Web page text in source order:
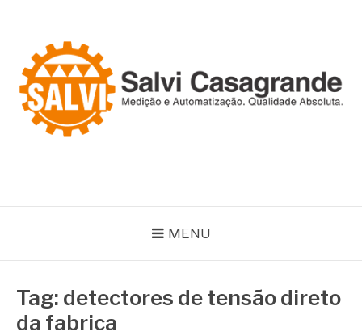
conteúdo
MENU
Tag: detectores de tensão direto
da fabrica